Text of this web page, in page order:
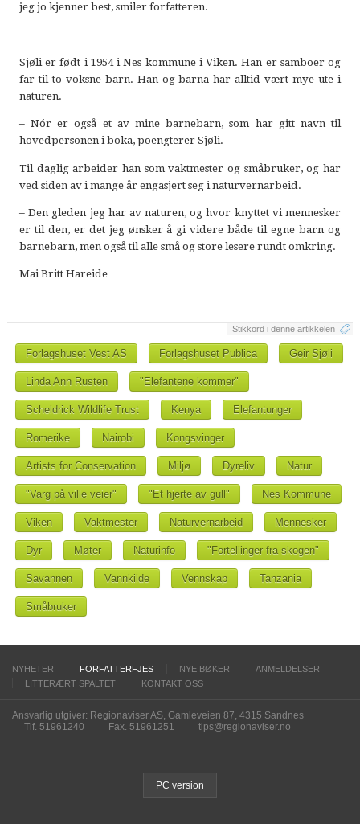
jeg jo kjenner best, smiler forfatteren.
Sjøli er født i 1954 i Nes kommune i Viken. Han er samboer og
far til to voksne barn. Han og barna har alltid vært mye ute i
naturen.
– Nór er også et av mine barnebarn, som har gitt navn til
hovedpersonen i boka, poengterer Sjøli.
Til daglig arbeider han som vaktmester og småbruker, og har
ved siden av i mange år engasjert seg i naturvernarbeid.
– Den gleden jeg har av naturen, og hvor knyttet vi mennesker
er til den, er det jeg ønsker å gi videre både til egne barn og
barnebarn, men også til alle små og store lesere rundt omkring.
Mai Britt Hareide
Stikkord i denne artikkelen
Forlagshuset Vest AS Forlagshuset Publica Geir Sjøli
Linda Ann Rusten "Elefantene kommer"
Scheldrick Wildlife Trust Kenya Elefantunger
Romerike Nairobi Kongsvinger
Artists for Conservation Miljø Dyreliv Natur
"Varg på ville veier" "Et hjerte av gull" Nes Kommune
Viken Vaktmester Naturvernarbeid Mennesker
Dyr Møter Naturinfo "Fortellinger fra skogen"
Savannen Vannkilde Vennskap Tanzania
Småbruker
NYHETER FORFATTERFJES NYE BØKER
ANMELDELSER
LITTERÆRT SPALTET
KONTAKT OSS
Ansvarlig utgiver: Regionaviser AS, Gamleveien 87, 4315 Sandnes
Tlf. 51961240
Fax. 51961251 tips@regionaviser.no
PC version